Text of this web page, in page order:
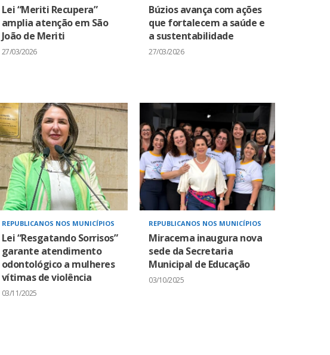
Lei “Meriti Recupera”
amplia atenção em São
João de Meriti
27/03/2026
Búzios avança com ações
que fortalecem a saúde e
a sustentabilidade
27/03/2026
REPUBLICANOS NOS MUNICÍPIOS
Lei “Resgatando Sorrisos”
garante atendimento
odontológico a mulheres
vítimas de violência
03/11/2025
REPUBLICANOS NOS MUNICÍPIOS
Miracema inaugura nova
sede da Secretaria
Municipal de Educação
03/10/2025